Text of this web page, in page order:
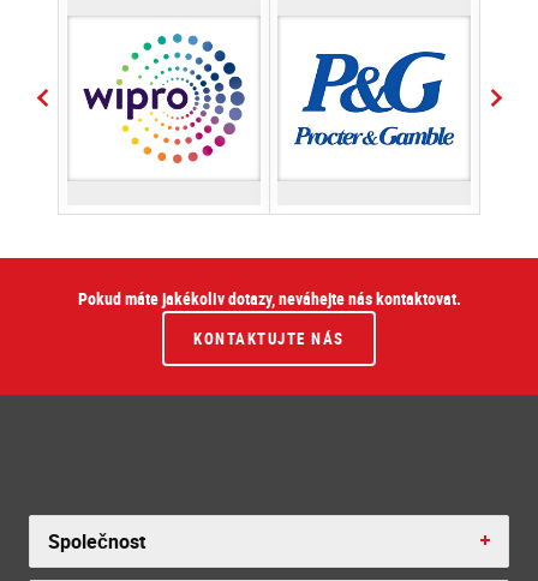
Pokud máte jakékoliv dotazy, neváhejte nás kontaktovat.
KONTAKTUJTE NÁS
Společnost